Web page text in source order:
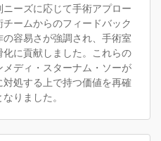
ーズに応じて手術アプロー
ームからのフィードバック
容易さが強調され、手術室
に貢献しました。これらの
ディ・スターナム・ソーが
処する上で持つ価値を再確
りました。